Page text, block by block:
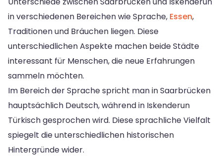
in verschiedenen Bereichen wie Sprache, Essen,
Traditionen und Bräuchen liegen. Diese
unterschiedlichen Aspekte machen beide Städte
interessant für Menschen, die neue Erfahrungen
sammeln möchten.
Im Bereich der Sprache spricht man in Saarbrücken
hauptsächlich Deutsch, während in Iskenderun
Türkisch gesprochen wird. Diese sprachliche Vielfalt
spiegelt die unterschiedlichen historischen
Hintergründe wider.